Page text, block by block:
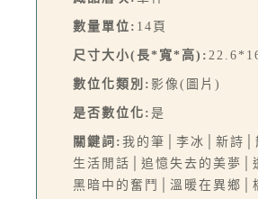
數量單位: 14頁
尺寸大小(長*寬*高):
數位化類別: 影像(圖片)
是否數位化: 是
關鍵詞: 我的筆│李冰│新詩│
生活閒話│追憶失去的美夢│
黑暗中的奮鬥│溫暖在異鄉│